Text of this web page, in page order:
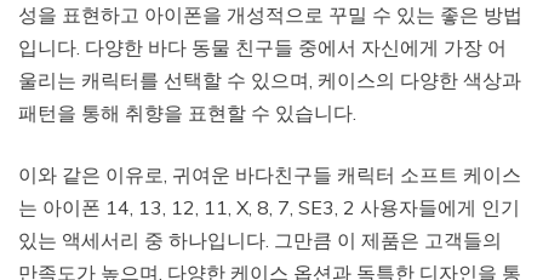
성을 표현하고 아이폰을 개성적으로 꾸밀 수 있는 좋은 방법
입니다. 다양한 바다 동물 친구들 중에서 자신에게 가장 어
울리는 캐릭터를 선택할 수 있으며, 케이스의 다양한 색상과
패턴을 통해 취향을 표현할 수 있습니다.
이와 같은 이유로, 귀여운 바다친구들 캐릭터 소프트 케이스
는 아이폰 14, 13, 12, 11, X, 8, 7, SE3, 2 사용자들에게 인기
있는 액세서리 중 하나입니다. 그만큼 이 제품은 고객들의
만족도가 높으며, 다양한 케이스 옵션과 독특한 디자인을 통